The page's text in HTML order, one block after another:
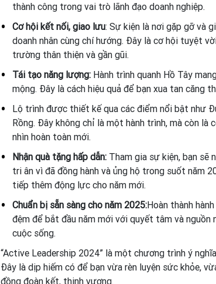
thành công trong vai trò lãnh đạo doanh nghiệp.
Cơ hội kết nối, giao lưu: Sự kiện là nơi gặp gỡ và
doanh nhân cùng chí hướng. Đây là cơ hội tuyệt
trường thân thiện và gần gũi.
Tái tạo năng lượng: Hành trình quanh Hồ Tây
mộng. Đây là cách hiệu quả để bạn xua tan căng
Lộ trình được thiết kế qua các điểm nổi bật như
Rồng. Đây không chỉ là một hành trình, mà còn
nhìn hoàn toàn mới.
Nhận quà tặng hấp dẫn: Tham gia sự kiện, bạn sẽ
tri ân vì đã đồng hành và ủng hộ trong suốt năm
tiếp thêm động lực cho năm mới.
Chuẩn bị sẵn sàng cho năm 2025:Hoàn thành
đệm để bắt đầu năm mới với quyết tâm và
cuộc sống.
“Active Leadership 2024” là một chương trình ý
Đây là dịp hiếm có để bạn vừa rèn luyện sức khỏe,
đồng đoàn kết, thịnh vượng.